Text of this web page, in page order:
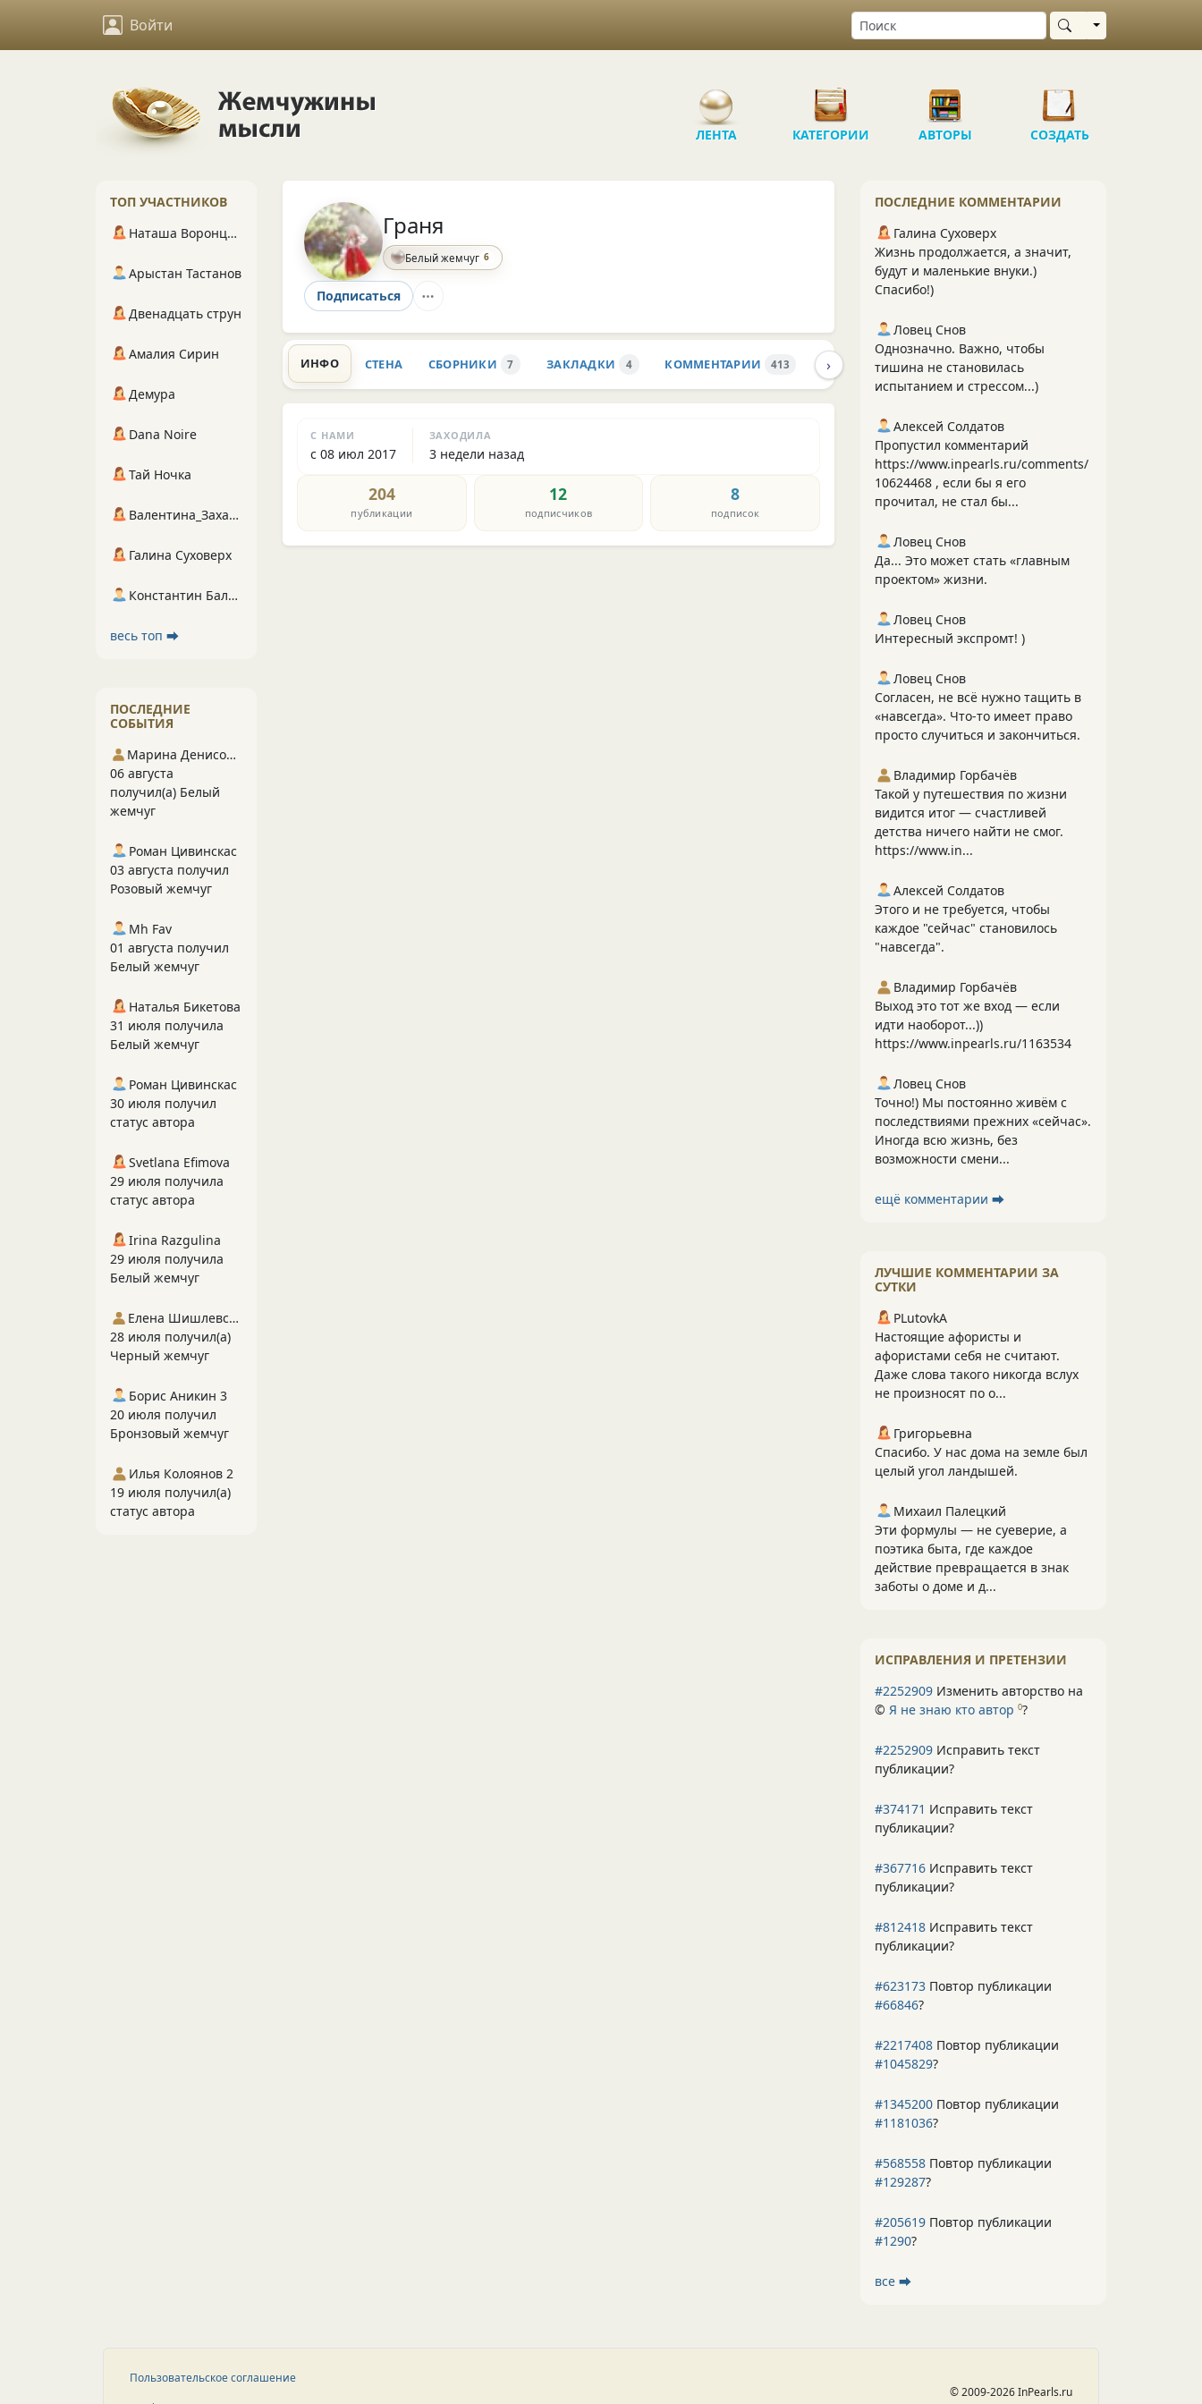
Войти Выбрать область
ЛЕНТА КАТЕГОРИИ АВТОРЫ СОЗДАТЬ
Граня
Белый жемчуг 6
Подписаться
ИНФО СТЕНА СБОРНИКИ 7 ЗАКЛАДКИ 4 КОММЕНТАРИИ 413 ПУБЛИКАЦИИ 204 ПОДПИСЧИКИ
›
С НАМИ
с 08 июл 2017
ЗАХОДИЛА
3 недели назад
204
публикации
12
подписчиков
8
подписок
ПОСЛЕДНИЕ КОММЕНТАРИИ
Галина Суховерх
Жизнь продолжается, а значит,
будут и маленькие внуки.)
Спасибо!)
Ловец Снов
Однозначно. Важно, чтобы
тишина не становилась
испытанием и стрессом...)
Алексей Солдатов
Пропустил комментарий
https://www.inpearls.ru/comments/
10624468 , если бы я его
прочитал, не стал бы...
Ловец Снов
Да... Это может стать «главным
проектом» жизни.
Ловец Снов
Интересный экспромт! )
Ловец Снов
Согласен, не всё нужно тащить в
«навсегда». Что‑то имеет право
просто случиться и закончиться.
Владимир Горбачёв
Такой у путешествия по жизни
видится итог — счастливей
детства ничего найти не смог.
https://www.in...
Алексей Солдатов
Этого и не требуется, чтобы
каждое "сейчас" становилось
"навсегда".
Владимир Горбачёв
Выход это тот же вход — если
идти наоборот...))
https://www.inpearls.ru/1163534
Ловец Снов
Точно!) Мы постоянно живём с
последствиями прежних «сейчас».
Иногда всю жизнь, без
возможности смени...
ещё комментарии ⮕
ЛУЧШИЕ КОММЕНТАРИИ ЗА
СУТКИ
PLutоvkА
Настоящие афористы и
афористами себя не считают.
Даже слова такого никогда вслух
не произносят по о...
Григорьевна
Спасибо. У нас дома на земле был
целый угол ландышей.
Михаил Палецкий
Эти формулы — не суеверие, а
поэтика быта, где каждое
действие превращается в знак
заботы о доме и д...
ИСПРАВЛЕНИЯ И ПРЕТЕНЗИИ
#2252909 Изменить авторство на
© Я не знаю кто автор 0?
#2252909 Исправить текст
публикации?
#374171 Исправить текст
публикации?
#367716 Исправить текст
публикации?
#812418 Исправить текст
публикации?
#623173 Повтор публикации
#66846?
#2217408 Повтор публикации
#1045829?
#1345200 Повтор публикации
#1181036?
#568558 Повтор публикации
#129287?
#205619 Повтор публикации
#1290?
все ⮕
ТОП УЧАСТНИКОВ
Наташа Воронцова
Арыстан Тастанов
Двенадцать струн
Амалия Сирин
Демура
Dana Noire
Тай Ночка
Валентина_Захарова
Галина Суховерх
Константин Балухта
весь топ ⮕
ПОСЛЕДНИЕ
СОБЫТИЯ
Марина Денисова 5
06 августа
получил(а) Белый
жемчуг
Роман Цивинскас
03 августа получил
Розовый жемчуг
Mh Fav
01 августа получил
Белый жемчуг
Наталья Бикетова
31 июля получила
Белый жемчуг
Роман Цивинскас
30 июля получил
статус автора
Svetlana Efimova
29 июля получила
статус автора
Irina Razgulina
29 июля получила
Белый жемчуг
Елена Шишлевская
28 июля получил(а)
Черный жемчуг
Борис Аникин 3
20 июля получил
Бронзовый жемчуг
Илья Колоянов 2
19 июля получил(а)
статус автора
Пользовательское соглашение
© 2009-2026 InPearls.ru